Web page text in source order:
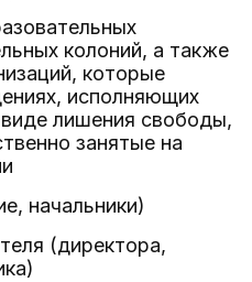
колоний, а также
которые
исполняющих
лишения свободы,
занятые на
начальники)
(директора,